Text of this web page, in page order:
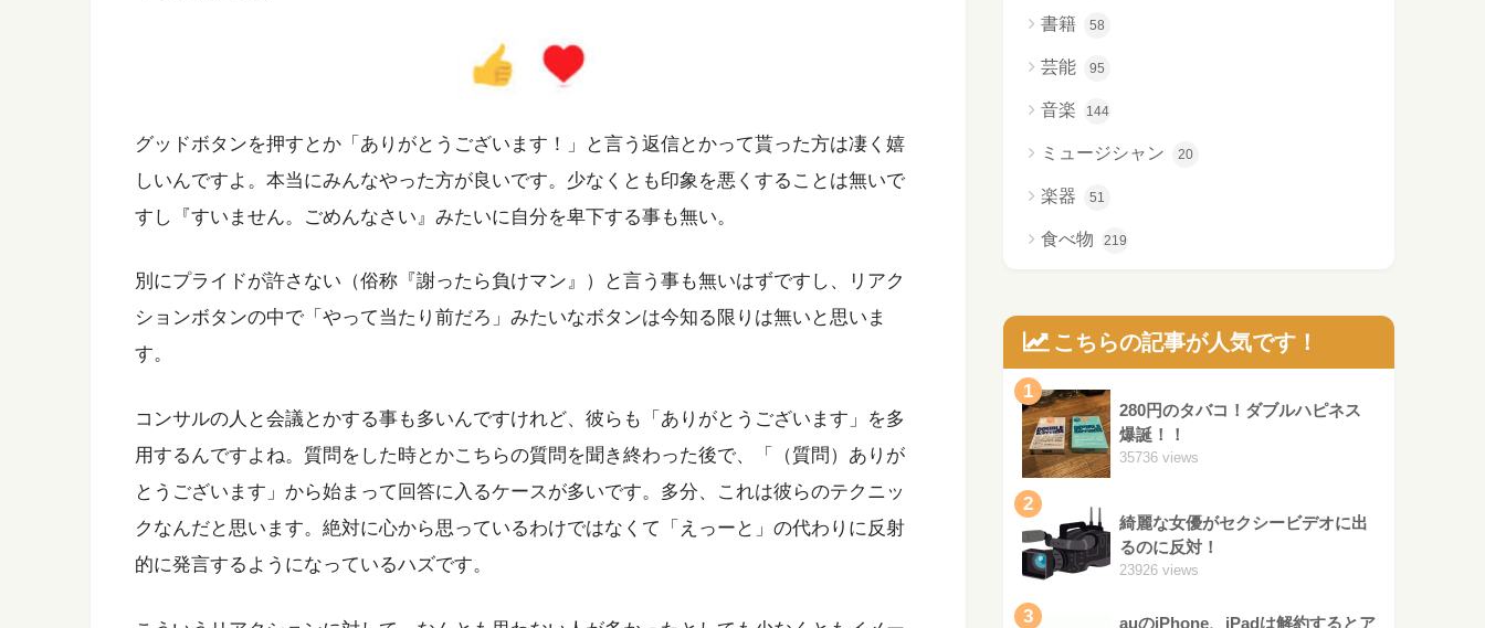
グッドボタンを押すとか「ありがとうございます！」と言う返信とかって貰った方は凄く嬉
しいんですよ。本当にみんなやった方が良いです。少なくとも印象を悪くすることは無いで
すし『すいません。ごめんなさい』みたいに自分を卑下する事も無い。
別にプライドが許さない（俗称『謝ったら負けマン』）と言う事も無いはずですし、リアク
ションボタンの中で「やって当たり前だろ」みたいなボタンは今知る限りは無いと思いま
す。
コンサルの人と会議とかする事も多いんですけれど、彼らも「ありがとうございます」を多
用するんですよね。質問をした時とかこちらの質問を聞き終わった後で、「（質問）ありが
とうございます」から始まって回答に入るケースが多いです。多分、これは彼らのテクニッ
クなんだと思います。絶対に心から思っているわけではなくて「えっーと」の代わりに反射
的に発言するようになっているハズです。
書籍 58
芸能 95
音楽 144
ミュージシャン 20
楽器 51
食べ物 219
こちらの記事が人気です！
1
280円のタバコ！ダブルハピネス
爆誕！！
35736 views
2
綺麗な女優がセクシービデオに出
るのに反対！
23926 views
3
auのiPhone、iPadは解約するとア